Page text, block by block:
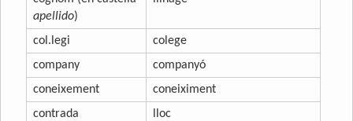
apellido)
col.legi
colege
company
companyó
coneixement
coneiximent
contrada
lloc